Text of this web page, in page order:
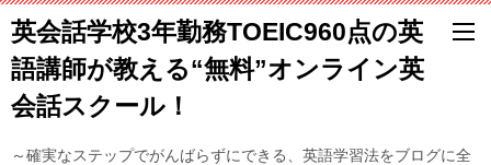
英会話学校3年勤務TOEIC960点の英
語講師が教える“無料”オンライン英
会話スクール！
～確実なステップでがんばらずにできる、英語学習法をブログに全